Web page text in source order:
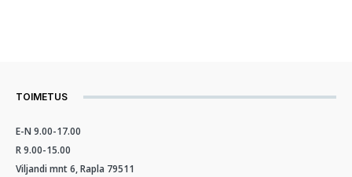
TOIMETUS
E-N 9.00-17.00
R 9.00-15.00
Viljandi mnt 6, Rapla 79511